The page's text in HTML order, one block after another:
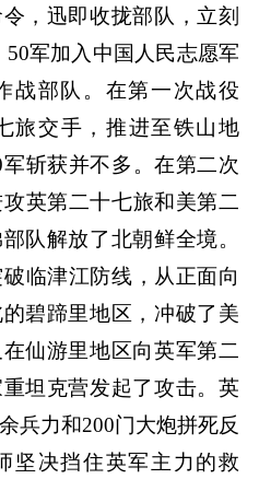
，迅即收拢部队，立刻
军加入中国人民志愿军
战部队。在第一次战役
旅交手，推进至铁山地
斩获并不多。在第二次
英第二十七旅和美第二
队解放了北朝鲜全境。
临津江防线，从正面向
碧蹄里地区，冲破了美
仙游里地区向英军第二
坦克营发起了攻击。英
兵力和200门大炮拼死反
坚决挡住英军主力的救